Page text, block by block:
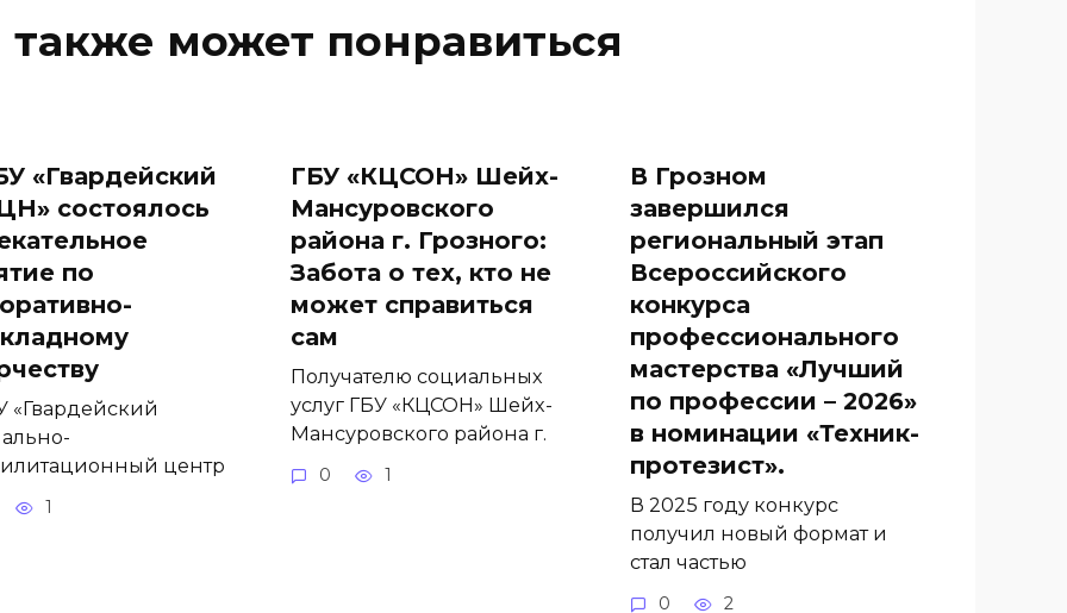
может понравиться
«Гвардейский
состоялось
по
«Гвардейский
центр
1
ГБУ «КЦСОН» Шейх-
Мансуровского
района г. Грозного:
Забота о тех, кто не
может справиться
сам
Получателю социальных
услуг ГБУ «КЦСОН» Шейх-
Мансуровского района г.
0 1
В Грозном
завершился
региональный этап
Всероссийского
конкурса
профессионального
мастерства «Лучший
по профессии – 2026»
в номинации «Техник-
протезист».
В 2025 году конкурс
получил новый формат и
стал частью
0 2